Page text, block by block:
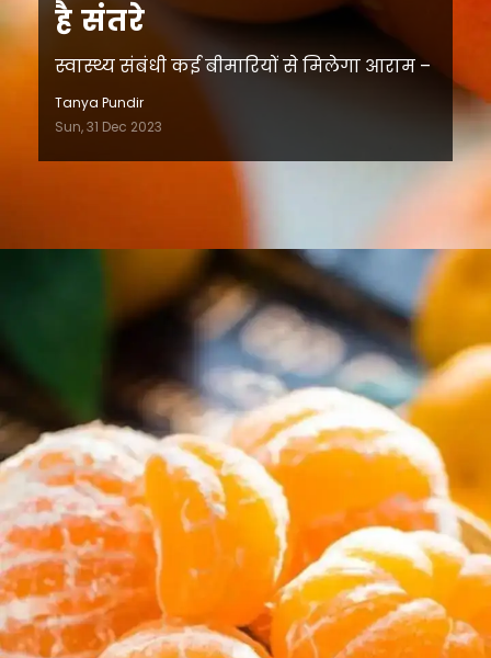
है संतरे
स्वास्थ्य संबंधी कई बीमारियों से मिलेगा आराम –
Tanya Pundir
Sun, 31 Dec 2023